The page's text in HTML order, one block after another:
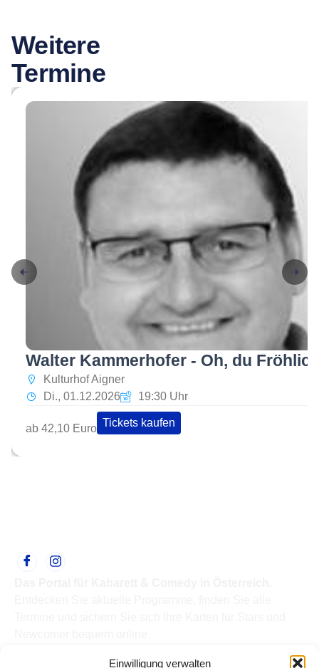
Einwilligung verwalten
Weitere
Termine
Walter Kammerhofer - Oh, du
Kulturhof Aigner
Di., 01.12.2026
19:30 Uhr
ab 42,10 Euro Tickets kaufen